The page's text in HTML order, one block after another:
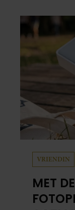
samen en
VRIENDIN
MET